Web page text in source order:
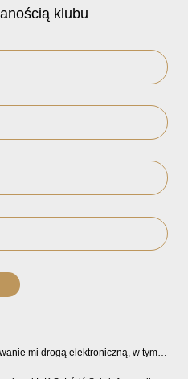
klubu
mi drogą elektroniczną, w tym
oraz informacji o zniżkach,